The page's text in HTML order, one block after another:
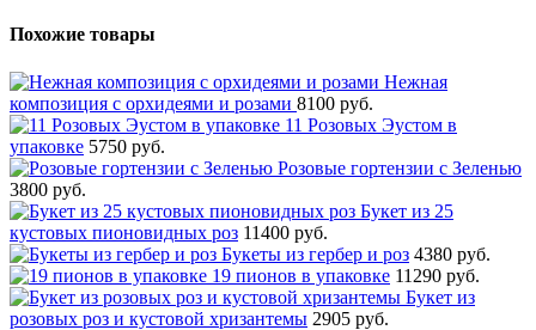
Похожие товары
Нежная
композиция с орхидеями и розами 8100 руб.
11 Розовых Эустом в
упаковке 5750 руб.
Розовые гортензии с Зеленью
3800 руб.
Букет из 25
кустовых пионовидных роз 11400 руб.
Букеты из гербер и роз 4380 руб.
19 пионов в упаковке 11290 руб.
Букет из
розовых роз и кустовой хризантемы 2905 руб.